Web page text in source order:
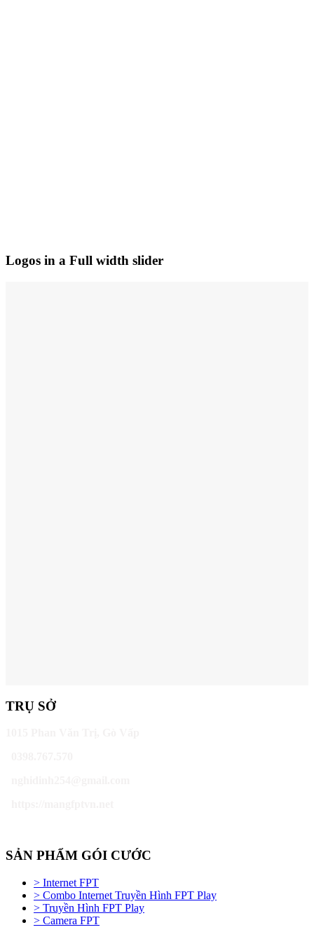
Logos in a Full width slider
TRỤ SỞ
SẢN PHẨM GÓI CƯỚC
> Internet FPT
> Combo Internet Truyền Hình FPT Play
> Truyền Hình FPT Play
> Camera FPT